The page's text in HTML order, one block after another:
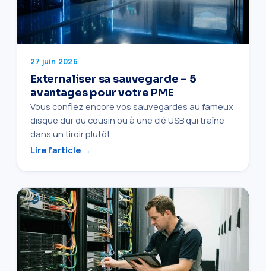
27 juin 2026
Externaliser sa sauvegarde – 5
avantages pour votre PME
Vous confiez encore vos sauvegardes au fameux
disque dur du cousin ou à une clé USB qui traîne
dans un tiroir plutôt…
Lire l’article →